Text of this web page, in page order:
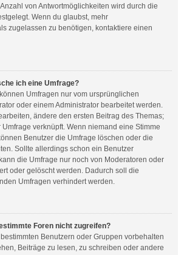
von Antwortmöglichkeiten wird durch die
Wenn du glaubst, mehr
zugelassen zu benötigen, kontaktiere einen
ich eine Umfrage?
Umfragen nur vom ursprünglichen
oder einem Administrator bearbeitet werden.
ändere den ersten Beitrag des Themas;
verknüpft. Wenn niemand eine Stimme
Benutzer die Umfrage löschen oder die
Sollte allerdings schon ein Benutzer
die Umfrage nur noch von Moderatoren oder
oder gelöscht werden. Dadurch soll die
Umfragen verhindert werden.
Foren nicht zugreifen?
Benutzern oder Gruppen vorbehalten
Beiträge zu lesen, zu schreiben oder andere